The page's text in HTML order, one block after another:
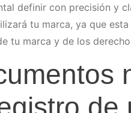
definir con precisión y
tu marca, ya que
tu marca y de los